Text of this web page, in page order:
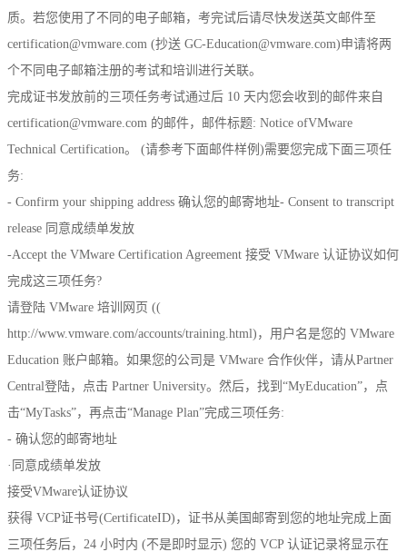
质。若您使用了不同的电子邮箱，考完试后请尽快发送英文邮件至
certification@vmware.com (抄送 GC-Education@vmware.com)申请将两
个不同电子邮箱注册的考试和培训进行关联。
完成证书发放前的三项任务考试通过后 10 天内您会收到的邮件来自
certification@vmware.com 的邮件，邮件标题: Notice ofVMware
Technical Certification。 (请参考下面邮件样例)需要您完成下面三项任
务:
- Confirm your shipping address 确认您的邮寄地址- Consent to transcript
release 同意成绩单发放
-Accept the VMware Certification Agreement 接受 VMware 认证协议如何
完成这三项任务?
请登陆 VMware 培训网页 ((
http://www.vmware.com/accounts/training.html)，用户名是您的 VMware
Education 账户邮箱。如果您的公司是 VMware 合作伙伴，请从Partner
Central登陆，点击 Partner University。然后，找到“MyEducation”，点
击“MyTasks”，再点击“Manage Plan”完成三项任务:
- 确认您的邮寄地址
·同意成绩单发放
接受VMware认证协议
获得 VCP证书号(CertificateID)，证书从美国邮寄到您的地址完成上面
三项任务后，24 小时内 (不是即时显示) 您的 VCP 认证记录将显示在